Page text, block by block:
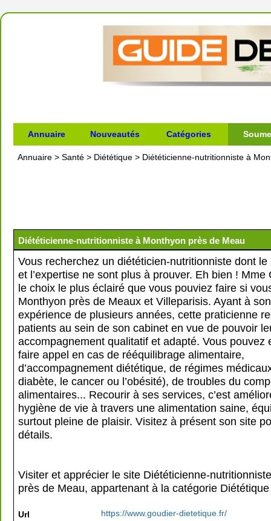
Annuaire Nouveautés Catégories
Annuaire > Santé > Diététique > Diététicienne-nutritionniste à
Diététicienne-nutritionniste à Monthyon près de Meau
Vous recherchez un diététicien-nutritionniste dont le
et l’expertise ne sont plus à prouver. Eh bien ! Mme
le choix le plus éclairé que vous pouviez faire si
Monthyon près de Meaux et Villeparisis. Ayant à
expérience de plusieurs années, cette praticienne
patients au sein de son cabinet en vue de pouvoir
accompagnement qualitatif et adapté. Vous pouvez
faire appel en cas de rééquilibrage alimentaire,
d’accompagnement diététique, de régimes
diabète, le cancer ou l’obésité), de troubles du
alimentaires... Recourir à ses services, c’est
hygiène de vie à travers une alimentation saine,
surtout pleine de plaisir. Visitez à présent son site
détails.
Visiter et apprécier le site Diététicienne-
près de Meau, appartenant à la catégorie Diététique
Url
https://www.goudier-dietetique.fr/